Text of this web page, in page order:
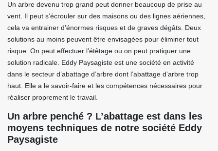
Un arbre devenu trop grand peut donner beaucoup de prise au
vent. Il peut s’écrouler sur des maisons ou des lignes aériennes,
cela va entrainer d’énormes risques et de graves dégâts. Deux
solutions au moins peuvent être envisagées pour éliminer tout
risque. On peut effectuer l’étêtage ou on peut pratiquer une
solution radicale. Eddy Paysagiste est une société en activité
dans le secteur d’abattage d’arbre dont l’abattage d’arbre trop
haut. Elle a le savoir-faire et les compétences nécessaires pour
réaliser proprement le travail.
Un arbre penché ? L’abattage est dans les
moyens techniques de notre société Eddy
Paysagiste